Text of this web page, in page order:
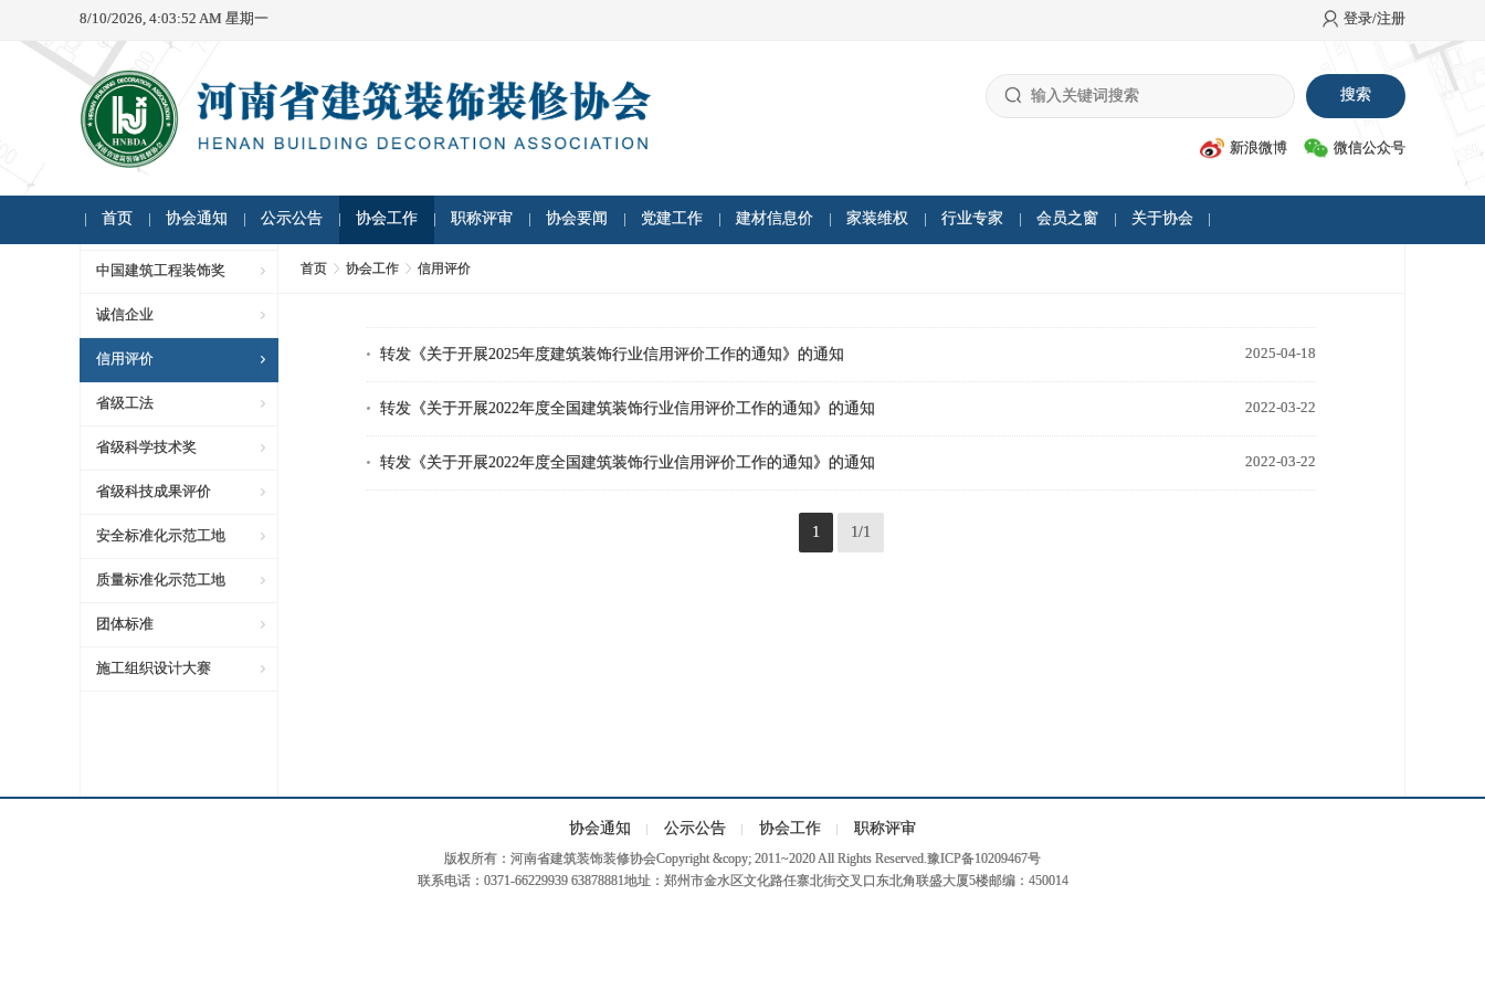
8/10/2026, 4:03:52 AM 星期一 登录/注册
新浪微博 微信公众号
首页 协会通知 公示公告 协会工作 职称评审 协会要闻 党建工作 建材信息价 家装维权 行业专家 会员之窗 关于协会
中国建筑工程装饰奖
诚信企业
信用评价
省级工法
省级科学技术奖
省级科技成果评价
安全标准化示范工地
质量标准化示范工地
团体标准
施工组织设计大赛
首页 协会工作 信用评价
2025-04-18
转发《关于开展2025年度建筑装饰行业信用评价工作的通知》的通知
2022-03-22
转发《关于开展2022年度全国建筑装饰行业信用评价工作的通知》的通知
2022-03-22
转发《关于开展2022年度全国建筑装饰行业信用评价工作的通知》的通知
1 1/1
协会通知 公示公告 协会工作 职称评审
版权所有：河南省建筑装饰装修协会Copyright &copy; 2011~2020 All Rights Reserved.豫ICP备10209467号
联系电话：0371-66229939 63878881地址：郑州市金水区文化路任寨北街交叉口东北角联盛大厦5楼邮编：450014